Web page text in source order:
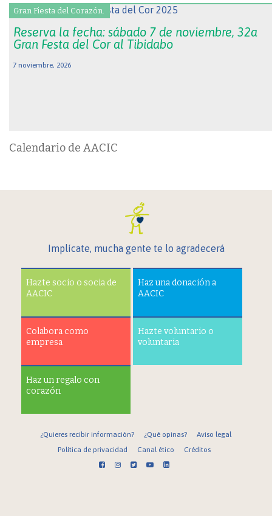
Gran Fiesta del Corazón.
Reserva la fecha: sábado 7 de noviembre, 32a
Gran Festa del Cor al Tibidabo
7 noviembre, 2026
Calendario de AACIC
Implícate, mucha gente te lo agradecerá
Hazte socio o socia de
AACIC
Haz una donación a
AACIC
Colabora como
empresa
Hazte voluntario o
voluntaria
Haz un regalo con
corazón
¿Quieres recibir información? ¿Qué opinas?
Aviso legal
Política de privacidad
Canal ético Créditos